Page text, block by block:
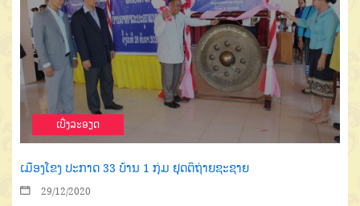
ເບີ່ງລະອຽດ
ເມືອງໂຂງ ປະກາດ 33 ບ້ານ 1 ກຸ່ມ ຢຸດຕິຖ່າຍຊະຊາຍ
29/12/2020